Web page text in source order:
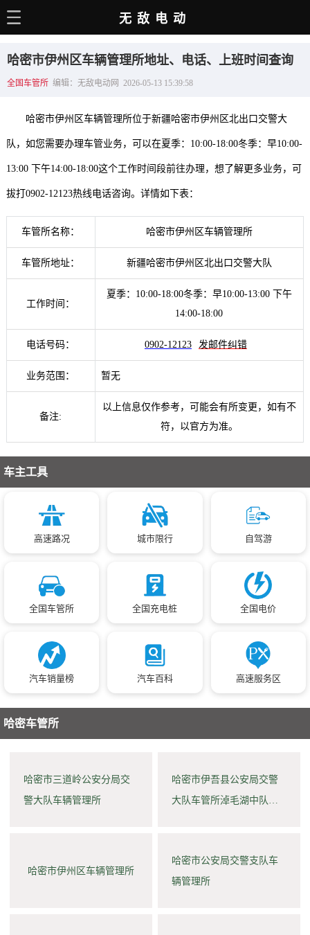
电动百科
选车推荐
充电站
用车百科
销量榜
无敌电动
哈密市伊州区车辆管理所地址、电话、上班时间查询
全国车管所 编辑：无敌电动网 2026-05-13 15:39:58
哈密市伊州区车辆管理所位于新疆哈密市伊州区北出口交警大
队，如您需要办理车管业务，可以在夏季：10:00-18:00冬季：早10:00-
13:00 下午14:00-18:00这个工作时间段前往办理，想了解更多业务，可
拔打0902-12123热线电话咨询。详情如下表：
车管所名称： 哈密市伊州区车辆管理所
车管所地址： 新疆哈密市伊州区北出口交警大队
工作时间：
夏季：10:00-18:00冬季：早10:00-13:00 下午
14:00-18:00
电话号码： 0902-12123 发邮件纠错
业务范围： 暂无
备注:
以上信息仅作参考，可能会有所变更，如有不
符，以官方为准。
车主工具
高速路况 城市限行 自驾游
全国车管所 全国充电桩 全国电价
汽车销量榜 汽车百科 高速服务区
哈密车管所
哈密市三道岭公安分局交
警大队车辆管理所
哈密市伊吾县公安局交警
大队车管所淖毛湖中队业
哈密市伊州区车辆管理所
哈密市公安局交警支队车
辆管理所